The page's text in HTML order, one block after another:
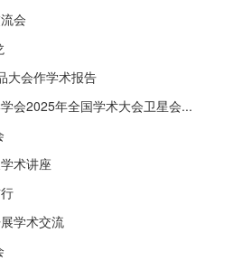
会
大会作学术报告
会2025年全国学术大会卫星会...
术讲座
学术交流